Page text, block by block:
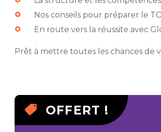
Nos conseils pour préparer le
En route vers la réussite avec
Prêt à mettre toutes les chances de
OFFERT !